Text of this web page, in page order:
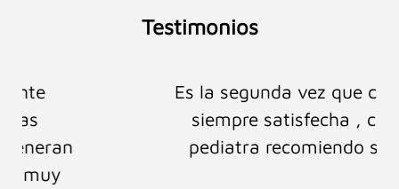
Testimonios
Es la segunda vez que confío en ellos y
siempre satisfecha , como mamá y
pediatra recomiendo sus productos.